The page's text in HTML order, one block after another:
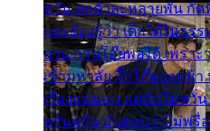
หวั่น ตกตัวละหลายพัน กัด
และต้องรู้ว่า เด็กใต้ไม่ธร
ยวน กวนโอ๊ยพอได้ เพราะ
เข้ามหาลัย จิ๊กโก๊มองหน้า
เรื่องแน่นอน แต่ฉันไม่หวั่
พรั่นพรือ มันตอบว่าไม่พรื่อ